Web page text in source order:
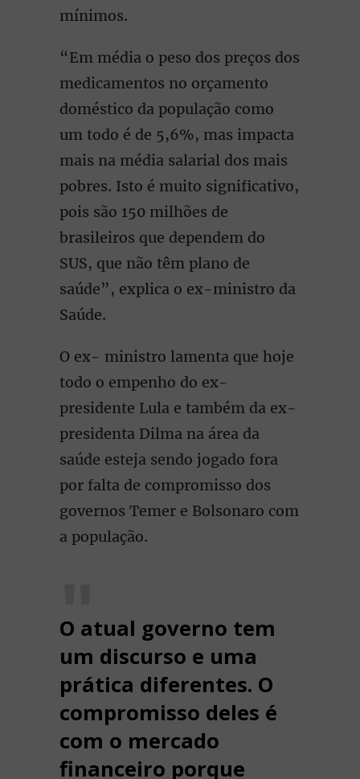
mínimos.
“Em média o peso dos preços dos
medicamentos no orçamento
doméstico da população como
um todo é de 5,6%, mas impacta
mais na média salarial dos mais
pobres. Isto é muito significativo,
pois são 150 milhões de
brasileiros que dependem do
SUS, que não têm plano de
saúde”, explica o ex-ministro da
Saúde.
O ex- ministro lamenta que hoje
todo o empenho do ex-
presidente Lula e também da ex-
presidenta Dilma na área da
saúde esteja sendo jogado fora
por falta de compromisso dos
governos Temer e Bolsonaro com
a população.
O atual governo tem
um discurso e uma
prática diferentes. O
compromisso deles é
com o mercado
financeiro porque